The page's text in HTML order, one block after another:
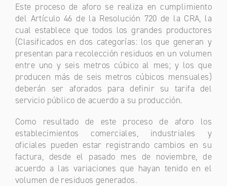
Este proceso de aforo se realiza en cumplimiento
del Artículo 46 de la Resolución 720 de la CRA, la
cual establece que todos los grandes productores
(Clasificados en dos categorías: los que generan y
presentan para recolección residuos en un volumen
entre uno y seis metros cúbico al mes; y los que
producen más de seis metros cúbicos mensuales)
deberán ser aforados para definir su tarifa del
servicio público de acuerdo a su producción.
Como resultado de este proceso de aforo los
establecimientos comerciales, industriales y
oficiales pueden estar registrando cambios en su
factura, desde el pasado mes de noviembre, de
acuerdo a las variaciones que hayan tenido en el
volumen de residuos generados.